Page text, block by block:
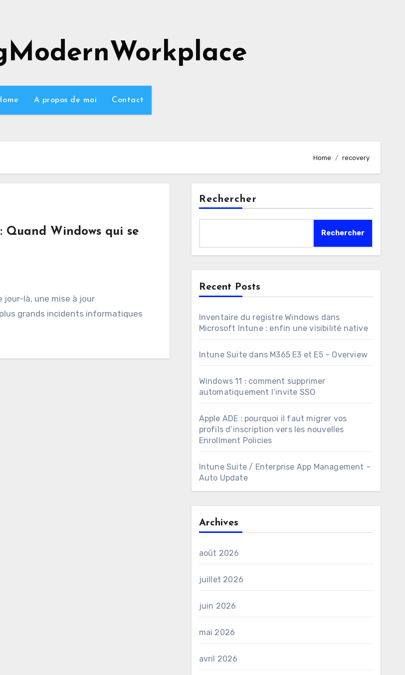
A propos de moi Contact
Home recovery
Quand Windows qui se
jour-là, une mise à jour
grands incidents informatiques
Rechercher
Rechercher
Recent Posts
Inventaire du registre Windows dans
Microsoft Intune : enfin une visibilité native
Intune Suite dans M365 E3 et E5 – Overview
Windows 11 : comment supprimer
automatiquement l’invite SSO
Apple ADE : pourquoi il faut migrer vos
profils d’inscription vers les nouvelles
Enrollment Policies
Intune Suite / Enterprise App Management –
Auto Update
Archives
août 2026
juillet 2026
juin 2026
mai 2026
avril 2026